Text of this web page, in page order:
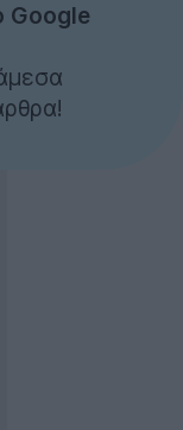
Google